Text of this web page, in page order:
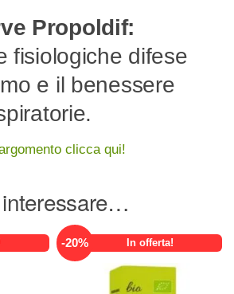
Propoldif:
fisiologiche difese
e il benessere
clicca qui!
-20% In offerta!